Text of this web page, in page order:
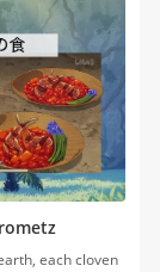
each cloven